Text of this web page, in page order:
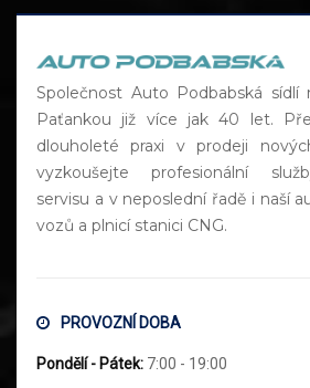
Společnost Auto Podbabská sídlí
Paťankou již více jak 40 let.
dlouholeté praxi v prodeji
vyzkoušejte profesionální
servisu a v neposlední řadě i naší
vozů a plnicí stanici CNG.
PROVOZNÍ DOBA
Pondělí - Pátek: 7:00 - 19:00